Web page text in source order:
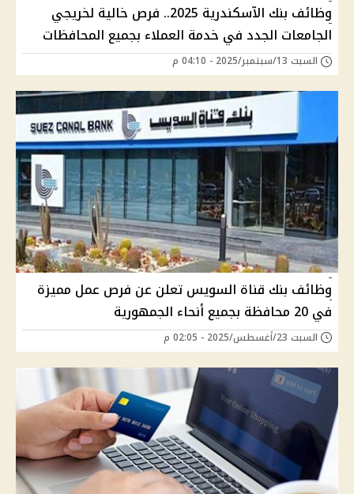
وظائف بنك الآسكندرية 2025.. فرص خالية لخريجي
الجامعات الجدد في خدمة العملاء بجميع المحافظات
السبت 13/سبتمبر/2025 - 04:10 م
وظائف بنك قناة السويس تعلن عن فرص عمل مميزة
في 20 محافظة بجميع أنحاء الجمهورية
السبت 23/أغسطس/2025 - 02:05 م